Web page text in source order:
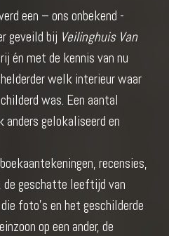
een – ons onbekend -
geveild bij Veilinghuis Van
én met de kennis van nu
welk interieur waar
was. Een aantal
anders gelokaliseerd en
recensies,
de geschatte leeftijd van
foto’s en het geschilderde
op een ander, de